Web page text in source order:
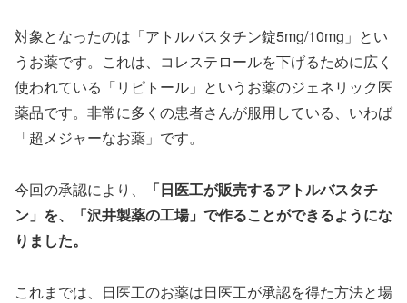
対象となったのは「アトルバスタチン錠5mg/10mg」とい
うお薬です。これは、コレステロールを下げるために広く
使われている「リピトール」というお薬のジェネリック医
薬品です。非常に多くの患者さんが服用している、いわば
「超メジャーなお薬」です。
今回の承認により、
「日医工が販売するアトルバスタチ
ン」を、「沢井製薬の工場」で作ることができるようにな
りました。
これまでは、日医工のお薬は日医工が承認を得た方法と場